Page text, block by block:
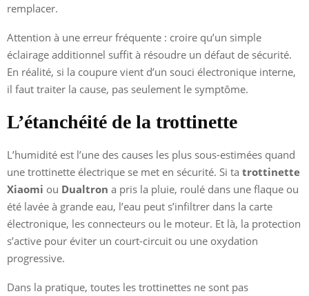
remplacer.
Attention à une erreur fréquente : croire qu’un simple
éclairage additionnel suffit à résoudre un défaut de sécurité.
En réalité, si la coupure vient d’un souci électronique interne,
il faut traiter la cause, pas seulement le symptôme.
L’étanchéité de la trottinette
L’humidité est l’une des causes les plus sous-estimées quand
une trottinette électrique se met en sécurité. Si ta trottinette
Xiaomi ou Dualtron a pris la pluie, roulé dans une flaque ou
été lavée à grande eau, l’eau peut s’infiltrer dans la carte
électronique, les connecteurs ou le moteur. Et là, la protection
s’active pour éviter un court-circuit ou une oxydation
progressive.
Dans la pratique, toutes les trottinettes ne sont pas